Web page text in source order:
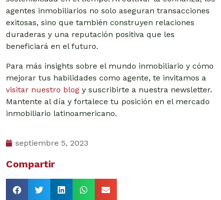
agentes inmobiliarios no solo aseguran transacciones
exitosas, sino que también construyen relaciones
duraderas y una reputación positiva que les
beneficiará en el futuro.
Para más insights sobre el mundo inmobiliario y cómo
mejorar tus habilidades como agente, te invitamos a
visitar nuestro blog y suscribirte a nuestra newsletter.
Mantente al día y fortalece tu posición en el mercado
inmobiliario latinoamericano.
septiembre 5, 2023
Compartir